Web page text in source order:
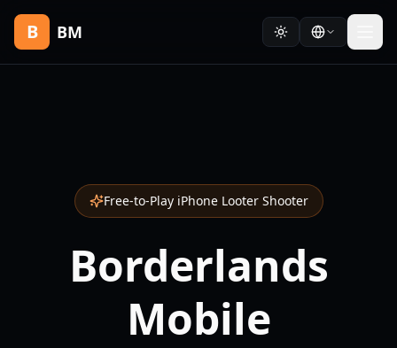
B BM
Free-to-Play iPhone Looter Shooter
Borderlands
Mobile